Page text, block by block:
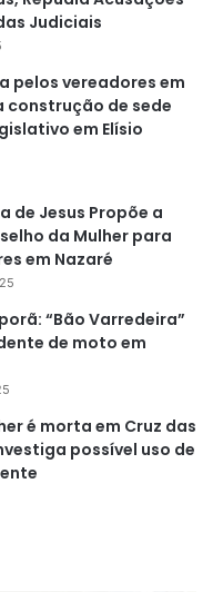
Judiciais
pelos vereadores em
construção de sede
em Elísio
de Jesus Propõe a
da Mulher para
em Nazaré
“Bão Varredeira”
de moto em
é morta em Cruz das
possível uso de